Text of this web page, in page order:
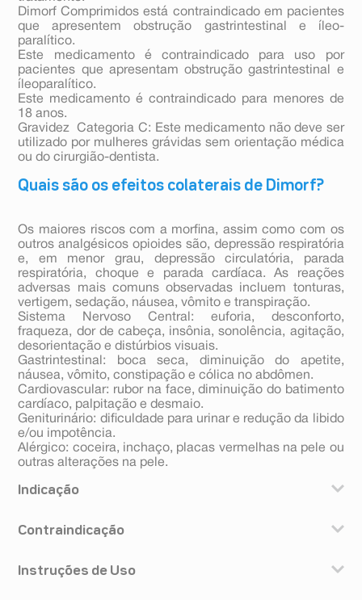
Dimorf Comprimidos está contraindicado em pacientes
que apresentem obstrução gastrintestinal e íleo-
paralítico.
Este medicamento é contraindicado para uso por
pacientes que apresentam obstrução gastrintestinal e
íleoparalítico.
Este medicamento é contraindicado para menores de
18 anos.
Gravidez  Categoria C: Este medicamento não deve ser
utilizado por mulheres grávidas sem orientação médica
ou do cirurgião-dentista.
Quais são os efeitos colaterais de Dimorf?
Os maiores riscos com a morfina, assim como com os
outros analgésicos opioides são, depressão respiratória
e, em menor grau, depressão circulatória, parada
respiratória, choque e parada cardíaca. As reações
adversas mais comuns observadas incluem tonturas,
vertigem, sedação, náusea, vômito e transpiração.
Sistema Nervoso Central: euforia, desconforto,
fraqueza, dor de cabeça, insônia, sonolência, agitação,
desorientação e distúrbios visuais.
Gastrintestinal: boca seca, diminuição do apetite,
náusea, vômito, constipação e cólica no abdômen.
Cardiovascular: rubor na face, diminuição do batimento
cardíaco, palpitação e desmaio.
Geniturinário: dificuldade para urinar e redução da libido
e/ou impotência.
Alérgico: coceira, inchaço, placas vermelhas na pele ou
outras alterações na pele.
Indicação
intensa aguda e crônica.
Contraindicação
seu médico, pois Dimorf Comprimidos pode ser
Instruções de Uso